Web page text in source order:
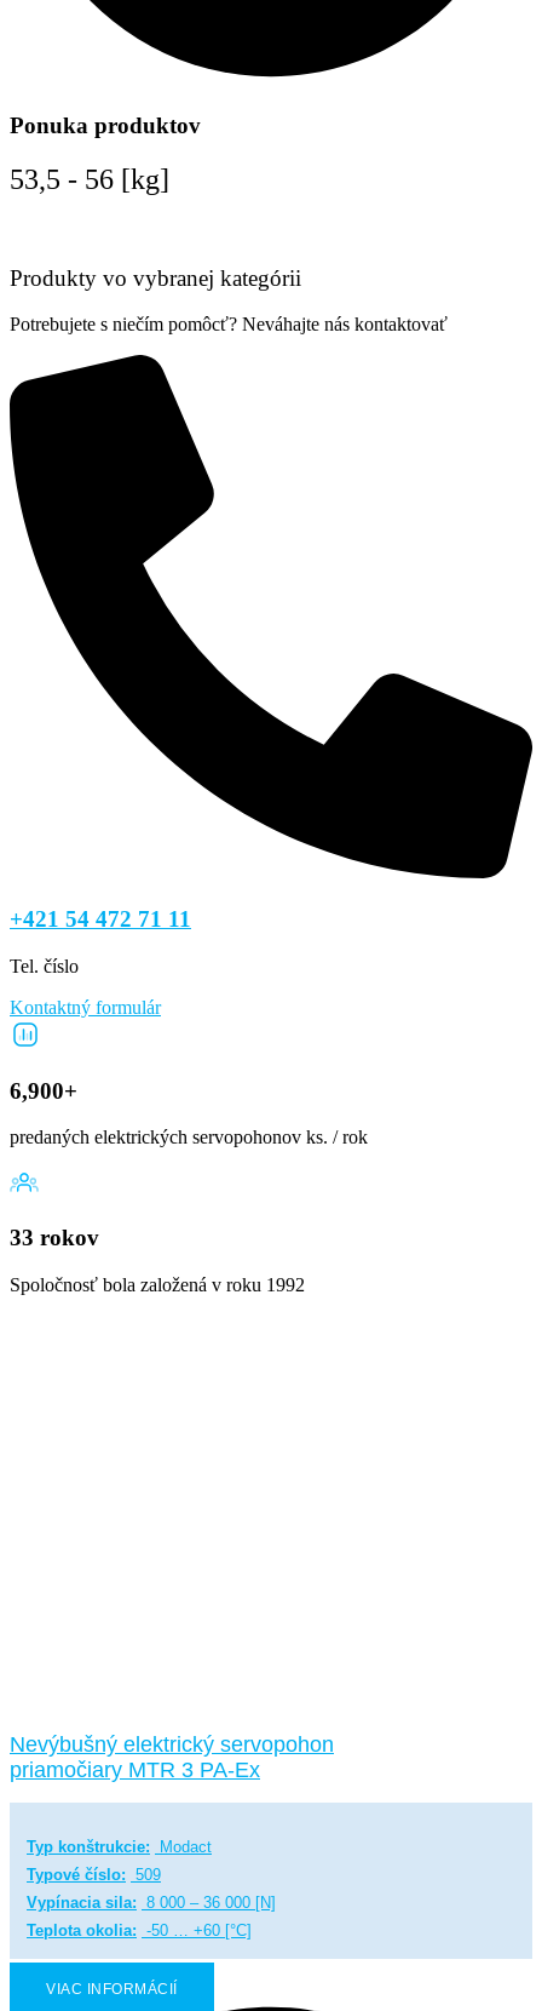
Ponuka produktov
53,5 - 56 [kg]
Produkty vo vybranej kategórii
Potrebujete s niečím pomôcť? Neváhajte nás kontaktovať
+421 54 472 71 11
Tel. číslo
Kontaktný formulár
6,900+
predaných elektrických servopohonov ks. / rok
33 rokov
Spoločnosť bola založená v roku 1992
Nevýbušný elektrický servopohon
priamočiary MTR 3 PA-Ex
Typ konštrukcie:
Modact
Typové číslo: 509
Vypínacia sila: 8 000 – 36 000 [N]
Teplota okolia: -50 … +60 [°C]
VIAC INFORMÁCIÍ